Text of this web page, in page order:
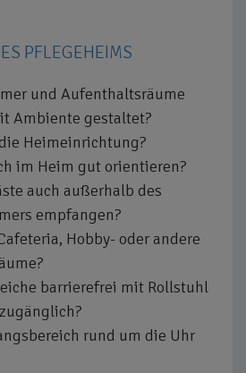
PFLEGEHEIMS
und Aufenthaltsräume
Ambiente gestaltet?
Heimeinrichtung?
im Heim gut orientieren?
auch außerhalb des
empfangen?
Hobby- oder andere
barrierefrei mit Rollstuhl
rund um die Uhr